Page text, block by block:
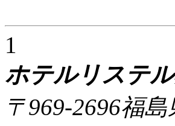
1
ホテルリステ
〒969-2696福